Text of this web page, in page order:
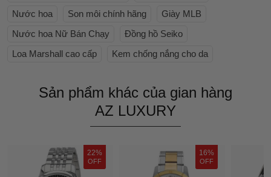
Nước hoa
Son môi chính hãng
Giày MLB
Nước hoa Nữ Bán Chạy
Đồng hồ Seiko
Loa Marshall cao cấp
Kem chống nắng cho da
Sản phẩm khác của gian hàng
AZ LUXURY
22%
OFF
16%
OFF